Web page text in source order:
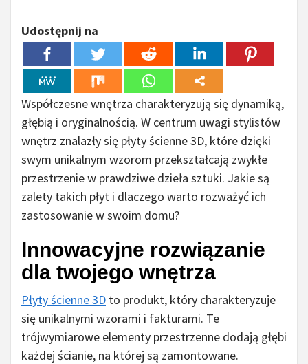
Udostępnij na
Współczesne wnętrza charakteryzują się dynamiką,
głębią i oryginalnością. W centrum uwagi stylistów
wnętrz znalazły się płyty ścienne 3D, które dzięki
swym unikalnym wzorom przekształcają zwykłe
przestrzenie w prawdziwe dzieła sztuki. Jakie są
zalety takich płyt i dlaczego warto rozważyć ich
zastosowanie w swoim domu?
Innowacyjne rozwiązanie
dla twojego wnętrza
Płyty ścienne 3D to produkt, który charakteryzuje
się unikalnymi wzorami i fakturami. Te
trójwymiarowe elementy przestrzenne dodają głębi
każdej ścianie, na której są zamontowane.